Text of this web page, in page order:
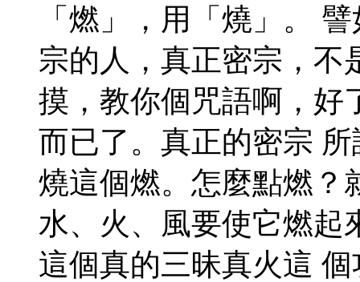
「燃」，用「燒」。
宗的人，真正密宗，不
摸，教你個咒語啊，好
而已了。真正的密宗
燒這個燃。怎麼點燃？
水、火、風要使它燃起
這個真的三昧真火這